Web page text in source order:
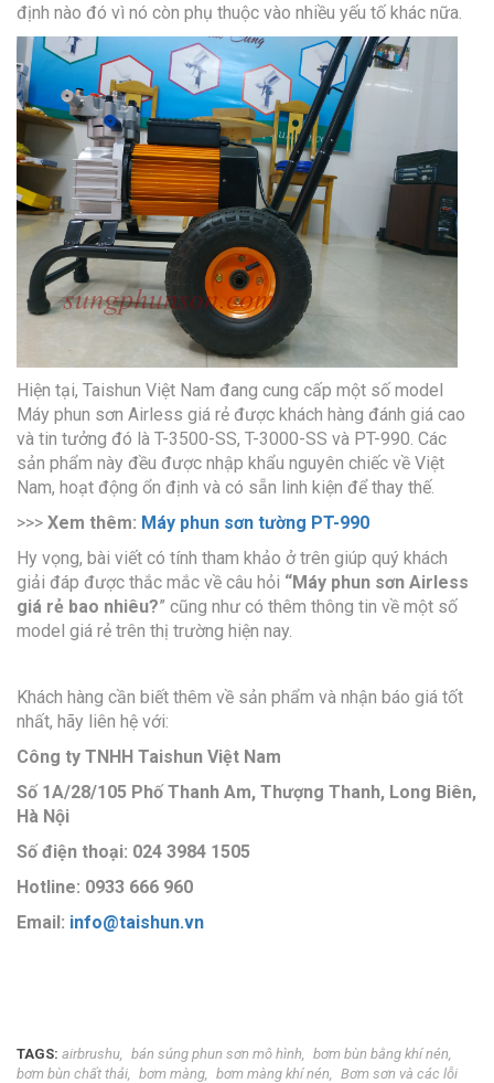
định nào đó vì nó còn phụ thuộc vào nhiều yếu tố khác nữa.
Hiện tại, Taishun Việt Nam đang cung cấp một số model
Máy phun sơn Airless giá rẻ được khách hàng đánh giá cao
và tin tưởng đó là T-3500-SS, T-3000-SS và PT-990. Các
sản phẩm này đều được nhập khẩu nguyên chiếc về Việt
Nam, hoạt động ổn định và có sẵn linh kiện để thay thế.
>>> Xem thêm: Máy phun sơn tường PT-990
Hy vọng, bài viết có tính tham khảo ở trên giúp quý khách
giải đáp được thắc mắc về câu hỏi “Máy phun sơn Airless
giá rẻ bao nhiêu?” cũng như có thêm thông tin về một số
model giá rẻ trên thị trường hiện nay.
Khách hàng cần biết thêm về sản phẩm và nhận báo giá tốt
nhất, hãy liên hệ với:
Công ty TNHH Taishun Việt Nam
Số 1A/28/105 Phố Thanh Am, Thượng Thanh, Long Biên,
Hà Nội
Số điện thoại: 024 3984 1505
Hotline: 0933 666 960
Email: info@taishun.vn
TAGS: airbrushu bán súng phun sơn mô hình
bơm bùn bằng khí nén
bơm bùn chất thải
bơm màng bơm màng khí nén
Bơm sơn và các lỗi